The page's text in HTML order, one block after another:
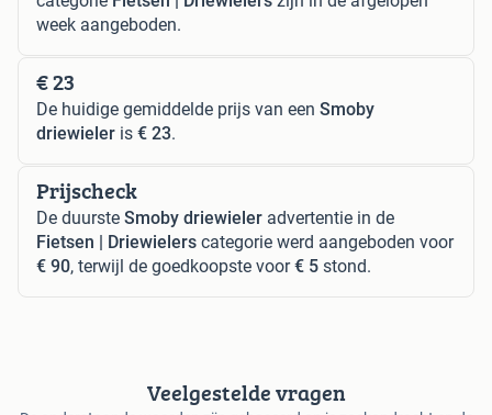
week aangeboden.
€ 23
De huidige gemiddelde prijs van een Smoby
driewieler is € 23.
Prijscheck
De duurste Smoby driewieler advertentie in de
Fietsen | Driewielers categorie werd aangeboden voor
€ 90, terwijl de goedkoopste voor€ 5 stond.
Veelgestelde vragen